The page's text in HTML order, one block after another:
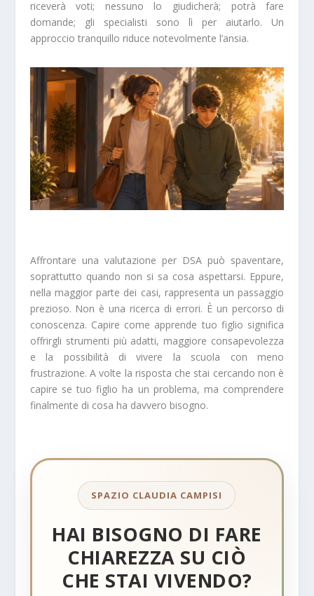
riceverà voti; nessuno lo giudicherà; potrà fare
domande; gli specialisti sono lì per aiutarlo. Un
approccio tranquillo riduce notevolmente l’ansia.
Affrontare una valutazione per DSA può spaventare,
soprattutto quando non si sa cosa aspettarsi. Eppure,
nella maggior parte dei casi, rappresenta un passaggio
prezioso. Non è una ricerca di errori. È un percorso di
conoscenza. Capire come apprende tuo figlio significa
offrirgli strumenti più adatti, maggiore consapevolezza
e la possibilità di vivere la scuola con meno
frustrazione. A volte la risposta che stai cercando non è
capire se tuo figlio ha un problema, ma comprendere
finalmente di cosa ha davvero bisogno.
SPAZIO CLAUDIA CAMPISI
HAI BISOGNO DI FARE
CHIAREZZA SU CIÒ
CHE STAI VIVENDO?